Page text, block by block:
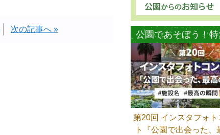
次の記事へ »
公園であそぼう！
第20回 インスタフォト
ト『公園で出会った、